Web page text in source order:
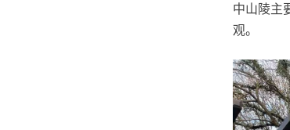
中山陵主
观。